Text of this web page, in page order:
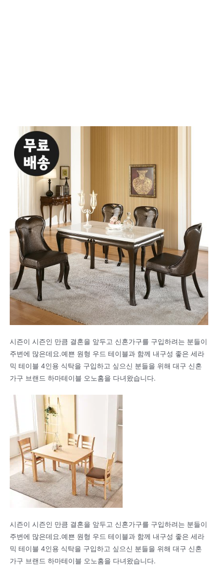
시즌이 시즌인 만큼 결혼을 앞두고 신혼가구를 구입하려는 분들이
주변에 많은데요.예쁜 원형 우드 테이블과 함께 내구성 좋은 세라
믹 테이블 4인용 식탁을 구입하고 싶으신 분들을 위해 대구 신혼
가구 브랜드 하마테이블 오노홈을 다녀왔습니다.
시즌이 시즌인 만큼 결혼을 앞두고 신혼가구를 구입하려는 분들이
주변에 많은데요.예쁜 원형 우드 테이블과 함께 내구성 좋은 세라
믹 테이블 4인용 식탁을 구입하고 싶으신 분들을 위해 대구 신혼
가구 브랜드 하마테이블 오노홈을 다녀왔습니다.